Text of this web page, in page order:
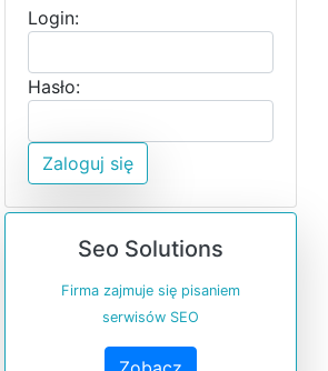
Login:
Hasło:
Zaloguj się
Seo Solutions
Firma zajmuje się pisaniem
serwisów SEO